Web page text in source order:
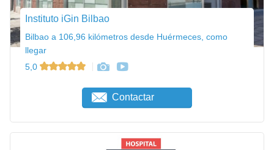
Instituto iGin Bilbao
Bilbao a 106,96 kilómetros desde Huérmeces, como
llegar
5,0
Contactar